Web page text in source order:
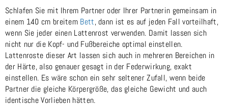
Schlafen Sie mit Ihrem Partner oder Ihrer Partnerin gemeinsam in
einem 140 cm breitem Bett, dann ist es auf jeden Fall vorteilhaft,
wenn Sie jeder einen Lattenrost verwenden. Damit lassen sich
nicht nur die Kopf- und Fußbereiche optimal einstellen.
Lattenroste dieser Art lassen sich auch in mehreren Bereichen in
der Härte, also genauer gesagt in der Federwirkung, exakt
einstellen. Es wäre schon ein sehr seltener Zufall, wenn beide
Partner die gleiche Körpergröße, das gleiche Gewicht und auch
identische Vorlieben hätten.